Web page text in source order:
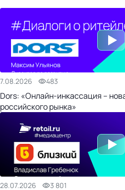
7.08.2026 483
Dors: «Онлайн-инкассация –
российского рынка»
28.07.2026 3 801